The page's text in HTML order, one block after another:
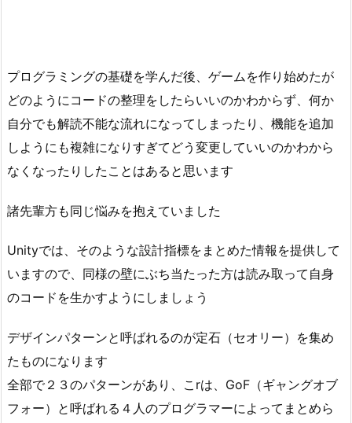
プログラミングの基礎を学んだ後、ゲームを作り始めたが
どのようにコードの整理をしたらいいのかわからず、何か
自分でも解読不能な流れになってしまったり、機能を追加
しようにも複雑になりすぎてどう変更していいのかわから
なくなったりしたことはあると思います
諸先輩方も同じ悩みを抱えていました
Unityでは、そのような設計指標をまとめた情報を提供して
いますので、同様の壁にぶち当たった方は読み取って自身
のコードを生かすようにしましょう
デザインパターンと呼ばれるのが定石（セオリー）を集め
たものになります
全部で２３のパターンがあり、こrは、GoF（ギャングオブ
フォー）と呼ばれる４人のプログラマーによってまとめら